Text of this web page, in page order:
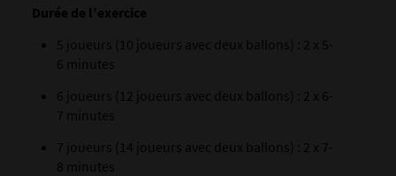
Durée de l’exercice
5 joueurs (10 joueurs avec deux ballons) : 2 x 5-
6 minutes
6 joueurs (12 joueurs avec deux ballons) : 2 x 6-
7 minutes
7 joueurs (14 joueurs avec deux ballons) : 2 x 7-
8 minutes